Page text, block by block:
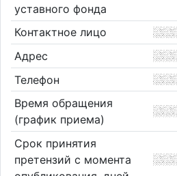
уставного фонда
Контактное лицо
Адрес
Телефон
Время обращения
(график приема)
Срок принятия
претензий с момента